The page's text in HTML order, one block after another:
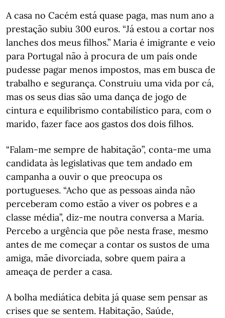
A casa no Cacém está quase paga, mas num ano a
prestação subiu 300 euros. “Já estou a cortar nos
lanches dos meus filhos.” Maria é imigrante e veio
para Portugal não à procura de um país onde
pudesse pagar menos impostos, mas em busca de
trabalho e segurança. Construiu uma vida por cá,
mas os seus dias são uma dança de jogo de
cintura e equilibrismo contabilístico para, com o
marido, fazer face aos gastos dos dois filhos.
“Falam-me sempre de habitação”, conta-me uma
candidata às legislativas que tem andado em
campanha a ouvir o que preocupa os
portugueses. “Acho que as pessoas ainda não
perceberam como estão a viver os pobres e a
classe média”, diz-me noutra conversa a Maria.
Percebo a urgência que põe nesta frase, mesmo
antes de me começar a contar os sustos de uma
amiga, mãe divorciada, sobre quem paira a
ameaça de perder a casa.
A bolha mediática debita já quase sem pensar as
crises que se sentem. Habitação, Saúde,